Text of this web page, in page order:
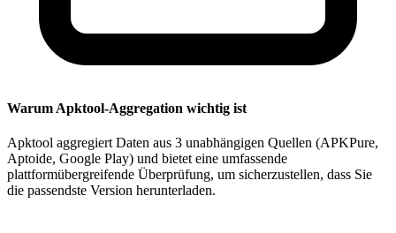
Warum Apktool-Aggregation wichtig ist
Apktool aggregiert Daten aus 3 unabhängigen Quellen (APKPure,
Aptoide, Google Play) und bietet eine umfassende
plattformübergreifende Überprüfung, um sicherzustellen, dass Sie
die passendste Version herunterladen.